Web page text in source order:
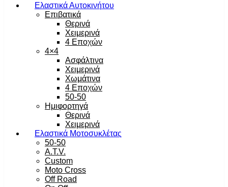
Ελαστικά Αυτοκινήτου
Επιβατικά
Θερινά
Χειμερινά
4 Εποχών
4×4
Ασφάλτινα
Χειμερινά
Χωμάτινα
4 Εποχών
50-50
Ημιφορτηγά
Θερινά
Χειμερινά
Ελαστικά Μοτοσυκλέτας
50-50
A.T.V.
Custom
Moto Cross
Off Road